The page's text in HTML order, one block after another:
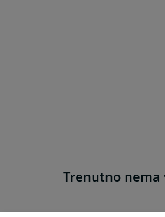
Trenutno nema